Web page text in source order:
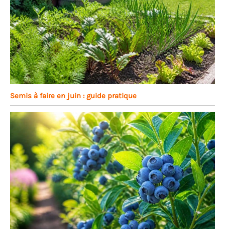
Semis à faire en juin : guide pratique